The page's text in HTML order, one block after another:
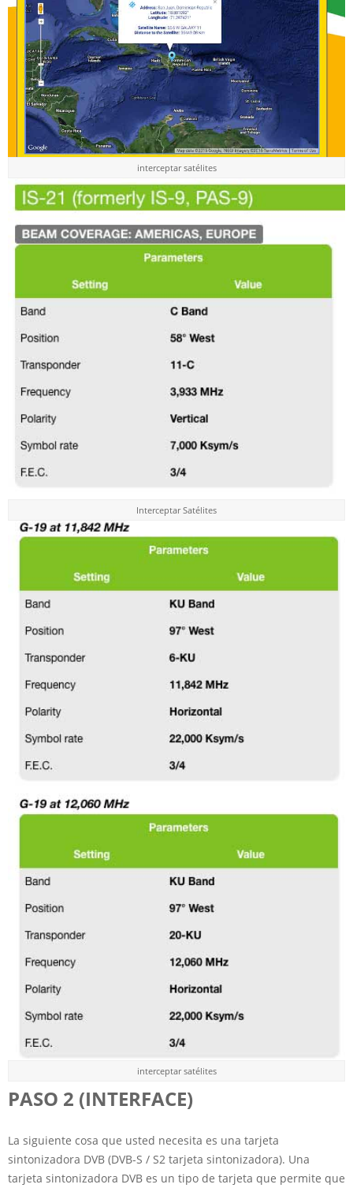
interceptar satélites
Interceptar Satélites
interceptar satélites
PASO 2 (INTERFACE)
La siguiente cosa que usted necesita es una tarjeta
sintonizadora DVB (DVB-S / S2 tarjeta sintonizadora). Una
tarjeta sintonizadora DVB es un tipo de tarjeta que permite que